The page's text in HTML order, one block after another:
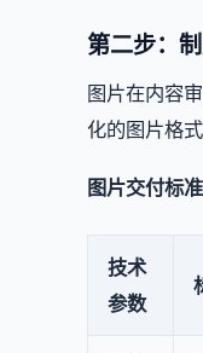
第二步：
图片在内容
化的图片格
图片交付标准
技术
参数